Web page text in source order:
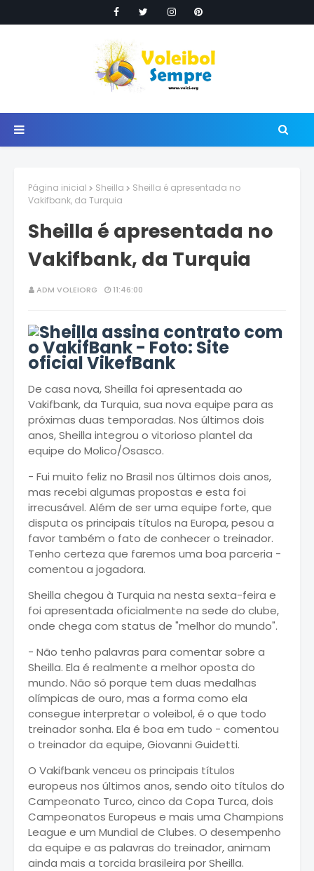
Página inicial Sheilla
Sheilla é apresentada no
Vakifbank, da Turquia
Sheilla é apresentada no
Vakifbank, da Turquia
ADM VOLEIORG 11:46:00
De casa nova, Sheilla foi apresentada ao
Vakifbank, da Turquia, sua nova equipe para as
próximas duas temporadas. Nos últimos dois
anos, Sheilla integrou o vitorioso plantel da
equipe do Molico/Osasco.
- Fui muito feliz no Brasil nos últimos dois anos,
mas recebi algumas propostas e esta foi
irrecusável. Além de ser uma equipe forte, que
disputa os principais títulos na Europa, pesou a
favor também o fato de conhecer o treinador.
Tenho certeza que faremos uma boa parceria -
comentou a jogadora.
Sheilla chegou à Turquia na nesta sexta-feira e
foi apresentada oficialmente na sede do clube,
onde chega com status de "melhor do mundo".
- Não tenho palavras para comentar sobre a
Sheilla. Ela é realmente a melhor oposta do
mundo. Não só porque tem duas medalhas
olímpicas de ouro, mas a forma como ela
consegue interpretar o voleibol, é o que todo
treinador sonha. Ela é boa em tudo - comentou
o treinador da equipe, Giovanni Guidetti.
O Vakifbank venceu os principais títulos
europeus nos últimos anos, sendo oito títulos do
Campeonato Turco, cinco da Copa Turca, dois
Campeonatos Europeus e mais uma Champions
League e um Mundial de Clubes. O desempenho
da equipe e as palavras do treinador, animam
ainda mais a torcida brasileira por Sheilla.